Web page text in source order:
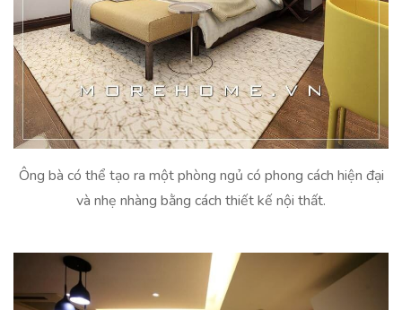
Ông bà có thể tạo ra một phòng ngủ có phong cách hiện đại
và nhẹ nhàng bằng cách thiết kế nội thất.